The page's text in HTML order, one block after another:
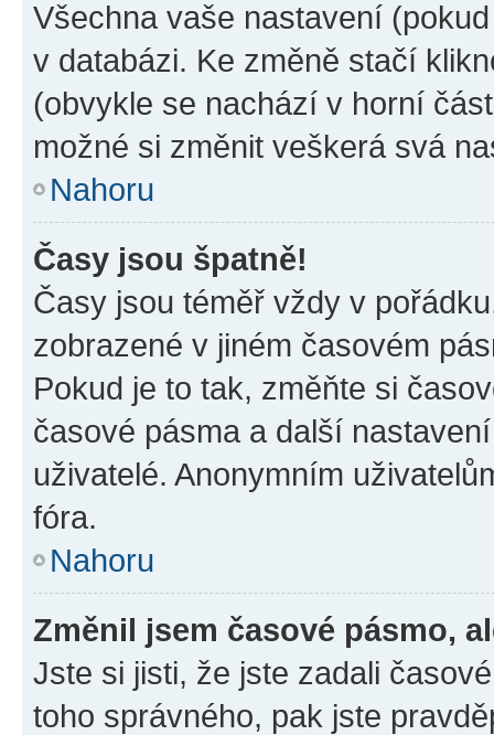
Všechna vaše nastavení
v databázi. Ke změně stačí
(obvykle se nachází v horní
možné si změnit veškerá svá
Nahoru
Časy jsou špatně!
Časy jsou téměř vždy v
zobrazené v jiném časovém
Pokud je to tak, změňte si
časové pásma a další
uživatelé. Anonymním
fóra.
Nahoru
Změnil jsem časové pásmo,
Jste si jisti, že jste zadali
toho správného, pak jste